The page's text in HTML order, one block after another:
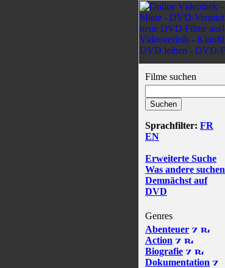
Filme suchen
Sprachfilter: FR
EN
Erweiterte Suche
Was andere suchen
Demnächst auf
DVD
Genres
Abenteuer
Action
Biografie
Dokumentation